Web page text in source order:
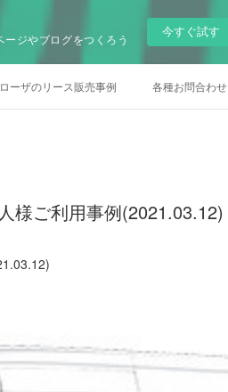
ジやブログをつくろう
今すぐ試す
ローザのリース販売事例 各種お問合わせ
様ご利用事例(2021.03.12)